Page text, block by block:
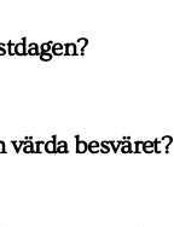
besväret?